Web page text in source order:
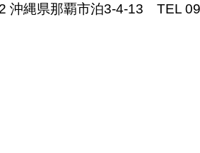
沖縄県那覇市泊3-4-13 TEL